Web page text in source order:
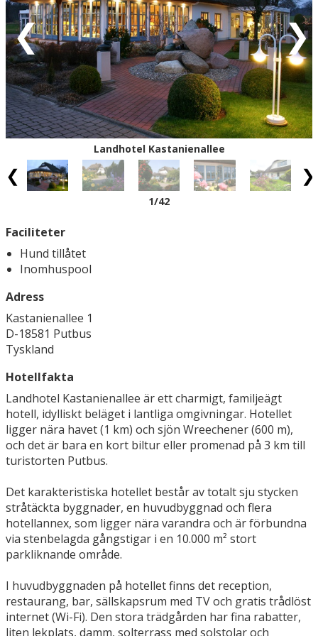
Eventuell rabatt är avdragen från de angivna priserna.
Landhotel Kastanienallee
1/42
Faciliteter
Hund tillåtet
Inomhuspool
Adress
Kastanienallee 1
D-18581 Putbus
Tyskland
Hotellfakta
Landhotel Kastanienallee är ett charmigt, familjeägt
hotell, idylliskt beläget i lantliga omgivningar. Hotellet
ligger nära havet (1 km) och sjön Wreechener (600 m),
och det är bara en kort biltur eller promenad på 3 km till
turistorten Putbus.
Det karakteristiska hotellet består av totalt sju stycken
stråtäckta byggnader, en huvudbyggnad och flera
hotellannex, som ligger nära varandra och är förbundna
via stenbelagda gångstigar i en 10.000 m² stort
parkliknande område.
I huvudbyggnaden på hotellet finns det reception,
restaurang, bar, sällskapsrum med TV och gratis trådlöst
internet (Wi-Fi). Den stora trädgården har fina rabatter,
liten lekplats, damm, solterrass med solstolar och